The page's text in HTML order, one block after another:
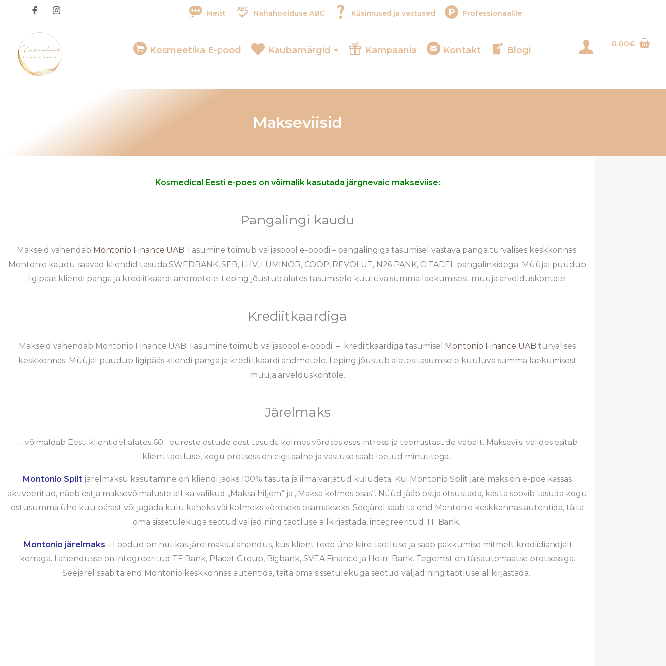
content
Meist Nahahoolduse ABC Küsimused ja vastused Professionaalile
Kosmeetika E-pood Kaubamärgid Kampaania Kontakt Blogi Login0.00€
Makseviisid
Kosmedical Eesti e-poes on võimalik kasutada järgnevaid makseviise:
Pangalingi kaudu
Makseid vahendab Montonio Finance UAB Tasumine toimub väljaspool e-poodi – pangalingiga tasumisel vastava panga turvalises keskkonnas.
Montonio kaudu saavad kliendid tasuda SWEDBANK, SEB, LHV, LUMINOR, COOP, REVOLUT, N26 PANK, CITADEL pangalinkidega. Müüjal puudub
ligipääs kliendi panga ja krediitkaardi andmetele. Leping jõustub alates tasumisele kuuluva summa laekumisest müüja arvelduskontole.
Krediitkaardiga
Makseid vahendab Montonio Finance UAB Tasumine toimub väljaspool e-poodi – krediitkaardiga tasumisel Montonio Finance UAB turvalises
keskkonnas. Müüjal puudub ligipääs kliendi panga ja krediitkaardi andmetele. Leping jõustub alates tasumisele kuuluva summa laekumisest
müüja arvelduskontole.
Järelmaks
– võimaldab Eesti klientidel alates 60.- euroste ostude eest tasuda kolmes võrdses osas intressi ja teenustasude vabalt. Makseviisi valides esitab
klient taotluse, kogu protsess on digitaalne ja vastuse saab loetud minutitega.
Montonio Split järelmaksu kasutamine on kliendi jaoks 100% tasuta ja ilma varjatud kuludeta. Kui Montonio Split järelmaks on e-poe kassas
aktiveeritud, näeb ostja maksevõimaluste all ka valikud „Maksa hiljem“ ja „Maksa kolmes osas“. Nüüd jääb ostja otsustada, kas ta soovib tasuda kogu
ostusumma ühe kuu pärast või jagada kulu kaheks või kolmeks võrdseks osamakseks. Seejärel saab ta end Montonio keskkonnas autentida, täita
oma sissetulekuga seotud väljad ning taotluse allkirjastada, integreeritud TF Bank.
Montonio järelmaks – Loodud on nutikas järelmaksulahendus, kus klient teeb ühe kiire taotluse ja saab pakkumise mitmelt krediidiandjalt
korraga. Lahendusse on integreeritud TF Bank, Placet Group, Bigbank, SVEA Finance ja Holm Bank. Tegemist on täisautomaatse protsessiga.
Seejärel saab ta end Montonio keskkonnas autentida, täita oma sissetulekuga seotud väljad ning taotluse allkirjastada.